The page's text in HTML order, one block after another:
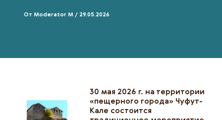
От Moderator M / 29.05.2026
30 мая 2026 г. на территории
«пещерного города» Чуфут-
Кале состоится